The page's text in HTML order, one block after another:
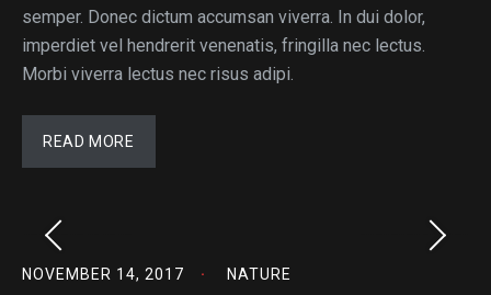
semper. Donec dictum accumsan viverra. In dui dolor,
imperdiet vel hendrerit venenatis, fringilla nec lectus.
Morbi viverra lectus nec risus adipi.
READ MORE
NOVEMBER 14, 2017 NATURE